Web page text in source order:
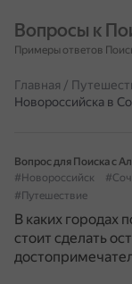
Вопросы к
Примеры ответов
Главная /
Новороссийска в
Вопрос для Поиска с
#Новороссийск
#Путешествие
В каких городах
стоит сделать